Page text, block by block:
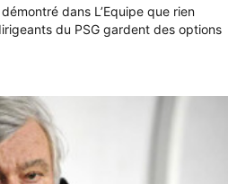
dans L’Equipe que rien
du PSG gardent des options